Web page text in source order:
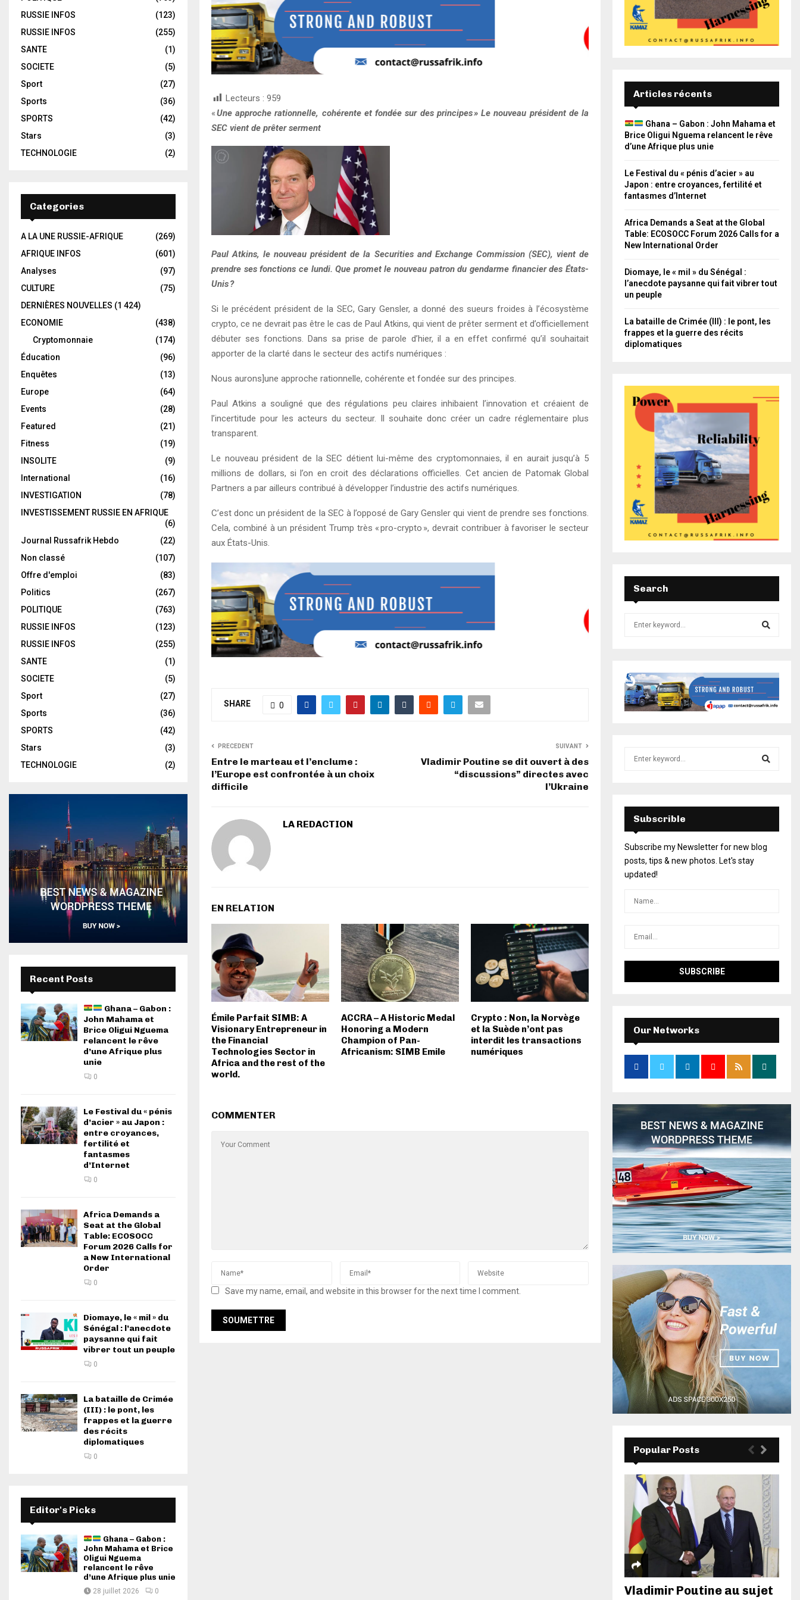
Lecteurs : 959
«Une approche rationnelle, cohérente et fondée sur des principes » Le nouveau président de la
SEC vient de prêter serment
Paul Atkins, le nouveau président de la Securities and Exchange Commission (SEC), vient de
prendre ses fonctions ce lundi. Que promet le nouveau patron du gendarme financier des États-
Unis ?
Si le précédent président de la SEC, Gary Gensler, a donné des sueurs froides à l’écosystème
crypto, ce ne devrait pas être le cas de Paul Atkins, qui vient de prêter serment et d’officiellement
débuter ses fonctions. Dans sa prise de parole d’hier, il a en effet confirmé qu’il souhaitait
apporter de la clarté dans le secteur des actifs numériques :
Nous aurons]une approche rationnelle, cohérente et fondée sur des principes.
Paul Atkins a souligné que des régulations peu claires inhibaient l’innovation et créaient de
l’incertitude pour les acteurs du secteur. Il souhaite donc créer un cadre réglementaire plus
transparent.
Le nouveau président de la SEC détient lui-même des cryptomonnaies, il en aurait jusqu’à 5
millions de dollars, si l’on en croit des déclarations officielles. Cet ancien de Patomak Global
Partners a par ailleurs contribué à développer l’industrie des actifs numériques.
C’est donc un président de la SEC à l’opposé de Gary Gensler qui vient de prendre ses fonctions.
Cela, combiné à un président Trump très « pro-crypto », devrait contribuer à favoriser le secteur
aux États-Unis.
SHARE 0
PRECEDENT
Entre le marteau et l’enclume :
l’Europe est confrontée à un choix
difficile
SUIVANT
Vladimir Poutine se dit ouvert à des
“discussions” directes avec
l’Ukraine
LA REDACTION
EN RELATION
Émile Parfait SIMB: A
Visionary Entrepreneur in
the Financial
Technologies Sector in
Africa and the rest of the
world.
ACCRA – A Historic Medal
Honoring a Modern
Champion of Pan-
Africanism: SIMB Emile
Crypto : Non, la Norvège
et la Suède n’ont pas
interdit les transactions
numériques
COMMENTER
Save my name, email, and website in this browser for the next time I comment.
RUSSIE INFOS
(123)
RUSSIE INFOS
(255)
SANTE
(1)
SOCIETE
(5)
Sport
(27)
Sports
(36)
SPORTS
(42)
Stars
(3)
TECHNOLOGIE
(2)
Categories
A LA UNE RUSSIE-AFRIQUE
(269)
AFRIQUE INFOS
(601)
Analyses
(97)
CULTURE
(75)
DERNIÈRES NOUVELLES (1 424)
ECONOMIE
(438)
Cryptomonnaie
(174)
Éducation
(96)
Enquêtes
(13)
Europe
(64)
Events
(28)
Featured
(21)
Fitness
(19)
INSOLITE
(9)
International
(16)
INVESTIGATION
(78)
INVESTISSEMENT RUSSIE EN AFRIQUE
(6)
Journal Russafrik Hebdo
(22)
Non classé
(107)
Offre d'emploi
(83)
Politics
(267)
POLITIQUE
(763)
RUSSIE INFOS
(123)
RUSSIE INFOS
(255)
SANTE
(1)
SOCIETE
(5)
Sport
(27)
Sports
(36)
SPORTS
(42)
Stars
(3)
TECHNOLOGIE
(2)
Recent Posts
Ghana – Gabon :
John Mahama et
Brice Oligui Nguema
relancent le rêve
d’une Afrique plus
unie
0
Le Festival du « pénis
d’acier » au Japon :
entre croyances,
fertilité et
fantasmes
d’Internet
0
Africa Demands a
Seat at the Global
Table: ECOSOCC
Forum 2026 Calls for
a New International
Order
0
Diomaye, le « mil » du
Sénégal : l’anecdote
paysanne qui fait
vibrer tout un peuple
0
La bataille de Crimée
(III) : le pont, les
frappes et la guerre
des récits
diplomatiques
0
Editor's Picks
Ghana – Gabon :
John Mahama et Brice
Oligui Nguema
relancent le rêve
d’une Afrique plus unie
28 juillet 2026 0
Articles récents
Ghana – Gabon : John Mahama et
Brice Oligui Nguema relancent le rêve
d’une Afrique plus unie
Le Festival du « pénis d’acier » au
Japon : entre croyances, fertilité et
fantasmes d’Internet
Africa Demands a Seat at the Global
Table: ECOSOCC Forum 2026 Calls for a
New International Order
Diomaye, le « mil » du Sénégal :
l’anecdote paysanne qui fait vibrer tout
un peuple
La bataille de Crimée (III) : le pont, les
frappes et la guerre des récits
diplomatiques
Search
Subscrible
Subscribe my Newsletter for new blog
posts, tips & new photos. Let's stay
updated!
Our Networks
Popular Posts
Vladimir Poutine au sujet